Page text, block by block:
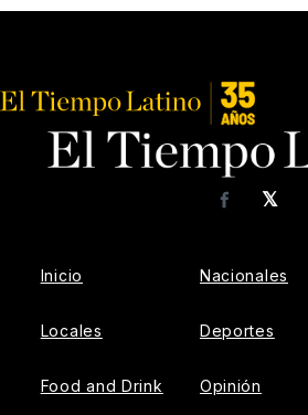
𝕏
Facebook
Inicio
Locales
Food and Drink
Nacionales
Deportes
Opinión